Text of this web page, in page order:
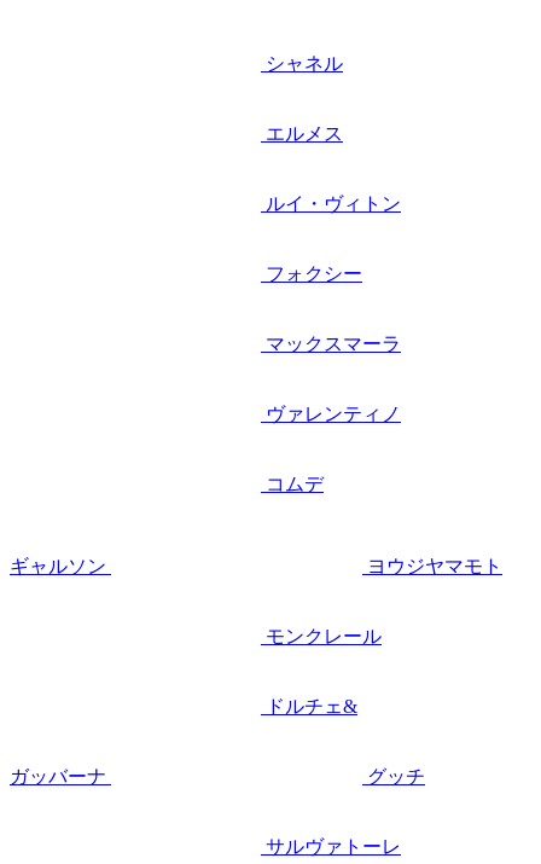
シャネル
エルメス
ルイ・ヴィトン
フォクシー
マックスマーラ
ヴァレンティノ
コムデ
ギャルソン ヨウジヤマモト
モンクレール
ドルチェ&
ガッバーナ グッチ
サルヴァトーレ